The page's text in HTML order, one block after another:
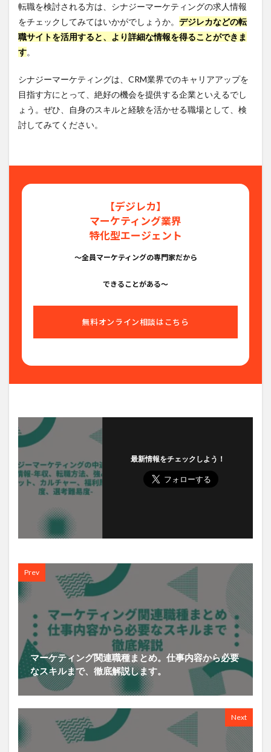
転職を検討される方は、シナジーマーケティングの求人情報
をチェックしてみてはいかがでしょうか。 デジレカなどの転
職サイトを活用すると、より詳細な情報を得ることができま
す。
シナジーマーケティングは、CRM業界でのキャリアアップを
目指す方にとって、絶好の機会を提供する企業といえるでし
ょう。ぜひ、自身のスキルと経験を活かせる職場として、検
討してみてください。
【デジレカ】
マーケティング業界
特化型エージェント
〜全員マーケティングの専門家だから
できることがある〜
無料オンライン相談はこちら
最新情報をチェックしよう！
Prev
マーケティング関連職種まとめ。仕事内容から必要
なスキルまで、徹底解説します。
Next